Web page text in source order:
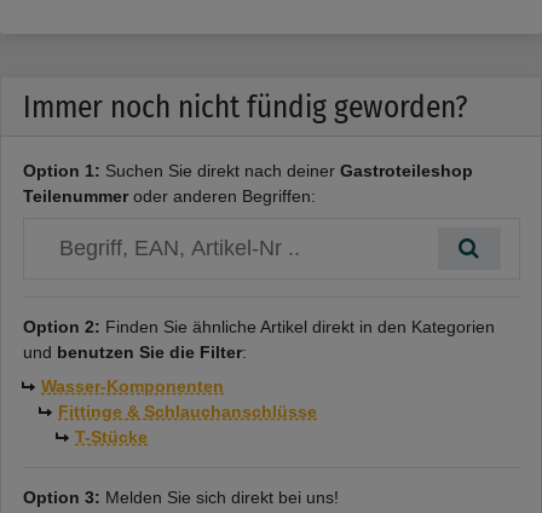
Immer noch nicht fündig geworden?
Option 1: Suchen Sie direkt nach deiner Gastroteileshop
Teilenummeroder anderen Begriffen:
Option 2: Finden Sie ähnliche Artikel direkt in den Kategorien
und benutzen Sie die Filter:
Wasser-Komponenten
Fittinge & Schlauchanschlüsse
T-Stücke
Option 3: Melden Sie sich direkt bei uns!